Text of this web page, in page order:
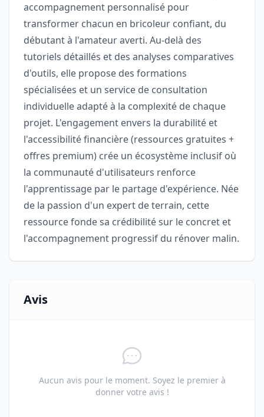
accompagnement personnalisé pour
transformer chacun en bricoleur confiant, du
débutant à l'amateur averti. Au-delà des
tutoriels détaillés et des analyses comparatives
d'outils, elle propose des formations
spécialisées et un service de consultation
individuelle adapté à la complexité de chaque
projet. L'engagement envers la durabilité et
l'accessibilité financière (ressources gratuites +
offres premium) crée un écosystème inclusif où
la communauté d'utilisateurs renforce
l'apprentissage par le partage d'expérience. Née
de la passion d'un expert de terrain, cette
ressource fonde sa crédibilité sur le concret et
l'accompagnement progressif du rénover malin.
Avis
Aucun avis pour le moment. Soyez le premier à
donner votre avis !